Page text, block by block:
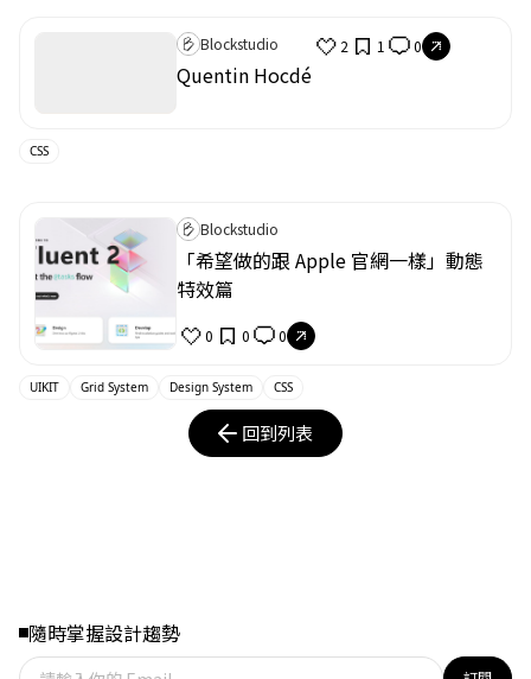
Blockstudio
Quentin Hocdé
2 1 0
CSS
Blockstudio
「希望做的跟 Apple 官網一樣」動態
特效篇
0 0 0
UIKIT Grid System Design System CSS
回到列表
隨時掌握設計趨勢